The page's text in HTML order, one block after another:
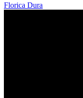
Florica Dura